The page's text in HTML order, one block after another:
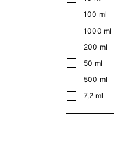
100 ml
1000 ml
200 ml
50 ml
500 ml
7,2 ml